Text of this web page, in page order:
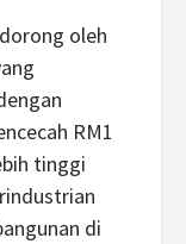
oleh
RM1
tinggi
di